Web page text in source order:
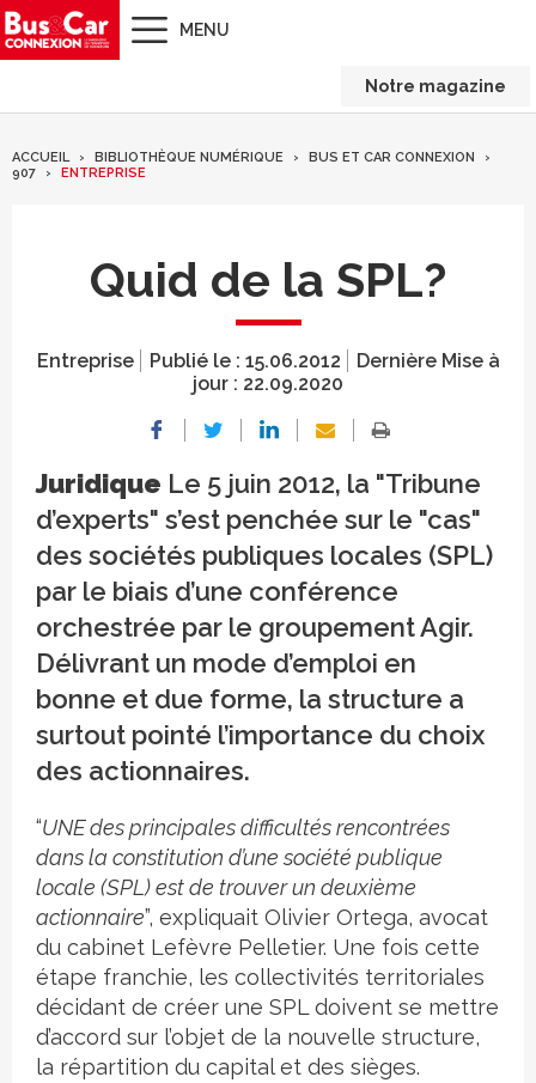
MENU
Notre magazine
ACCUEIL BIBLIOTHÈQUE NUMÉRIQUE
BUS ET CAR CONNEXION
907
ENTREPRISE
Quid de la SPL?
Entreprise Publié le : 15.06.2012
Dernière Mise à
jour : 22.09.2020
Juridique Le 5 juin 2012, la "Tribune
d’experts" s’est penchée sur le "cas"
des sociétés publiques locales (SPL)
par le biais d’une conférence
orchestrée par le groupement Agir.
Délivrant un mode d’emploi en
bonne et due forme, la structure a
surtout pointé l’importance du choix
des actionnaires.
“UNE des principales difficultés rencontrées
dans la constitution d’une société publique
locale (SPL) est de trouver un deuxième
actionnaire”, expliquait Olivier Ortega, avocat
du cabinet Lefèvre Pelletier. Une fois cette
étape franchie, les collectivités territoriales
décidant de créer une SPL doivent se mettre
d’accord sur l’objet de la nouvelle structure,
la répartition du capital et des sièges.